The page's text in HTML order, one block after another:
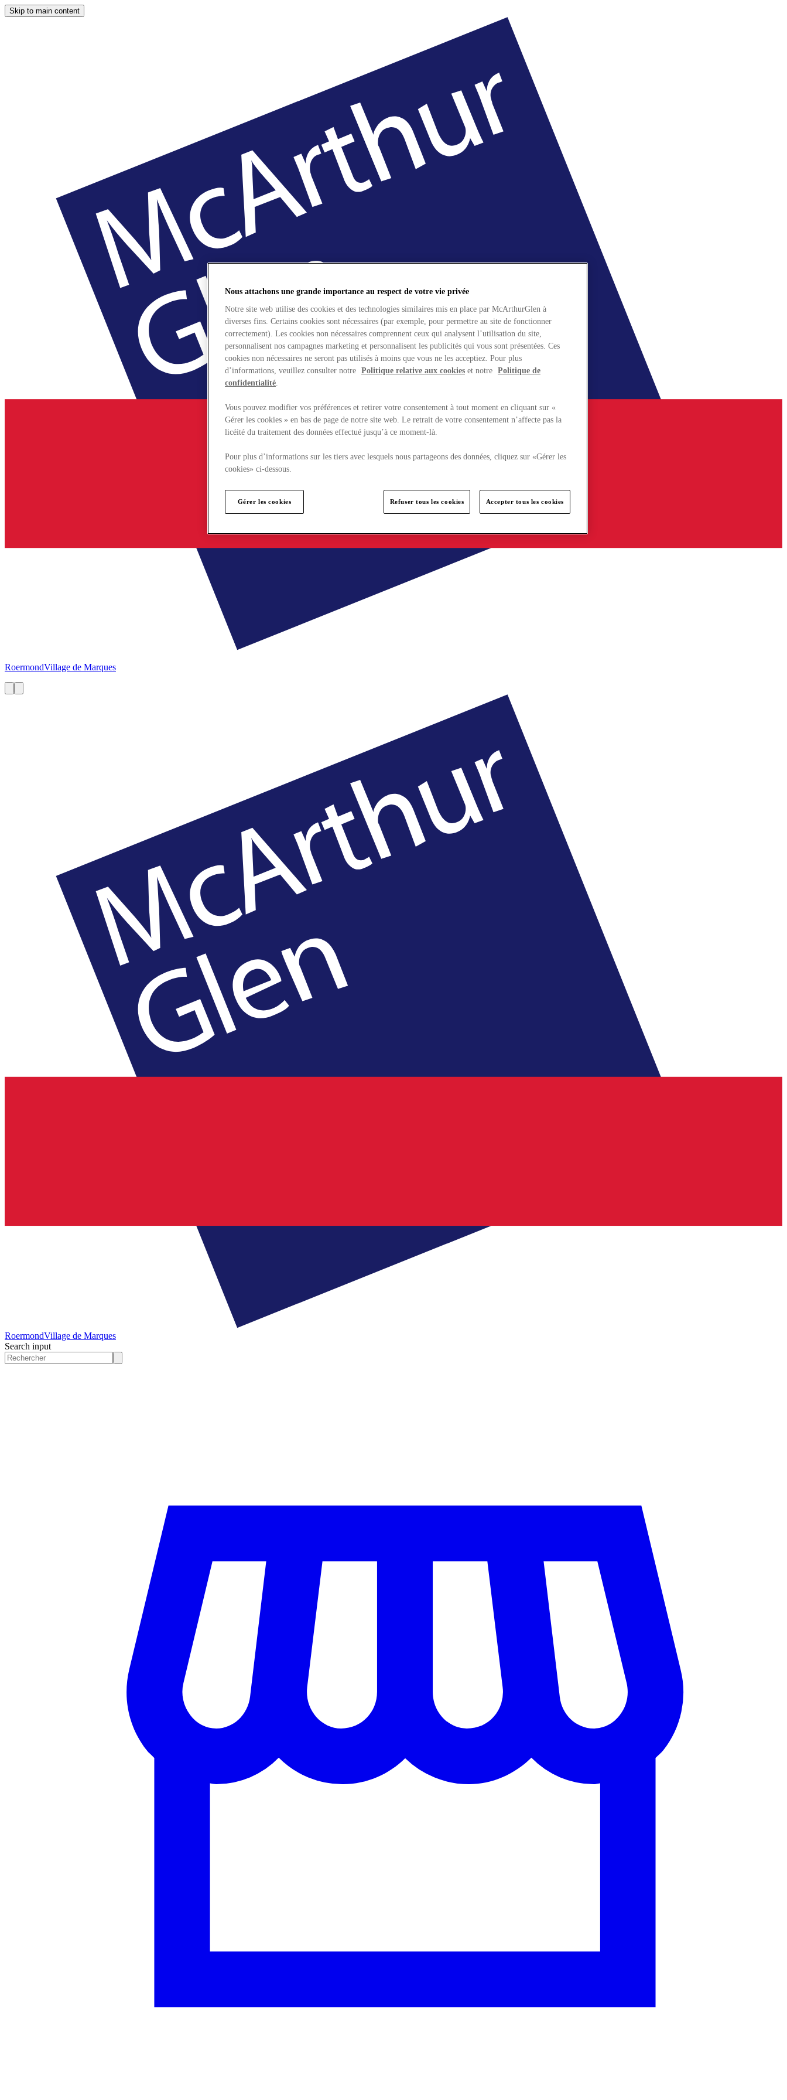
Skip to main content
RoermondVillage de Marques
RoermondVillage de Marques
Search input
Nous attachons une grande importance au respect de votre vie privée
Notre site web utilise des cookies et des technologies similaires mis en place par McArthurGlen à
diverses fins. Certains cookies sont nécessaires (par exemple, pour permettre au site de fonctionner
correctement). Les cookies non nécessaires comprennent ceux qui analysent l’utilisation du site,
personnalisent nos campagnes marketing et personnalisent les publicités qui vous sont présentées. Ces
cookies non nécessaires ne seront pas utilisés à moins que vous ne les acceptiez. Pour plus
d’informations, veuillez consulter notre Politique relative aux cookies et notre Politique de
confidentialité.
Vous pouvez modifier vos préférences et retirer votre consentement à tout moment en cliquant sur «
Gérer les cookies » en bas de page de notre site web. Le retrait de votre consentement n’affecte pas la
licéité du traitement des données effectué jusqu’à ce moment-là.
Pour plus d’informations sur les tiers avec lesquels nous partageons des données, cliquez sur «Gérer les
cookies» ci-dessous.
Gérer les cookies Refuser tous les cookies Accepter tous les cookies